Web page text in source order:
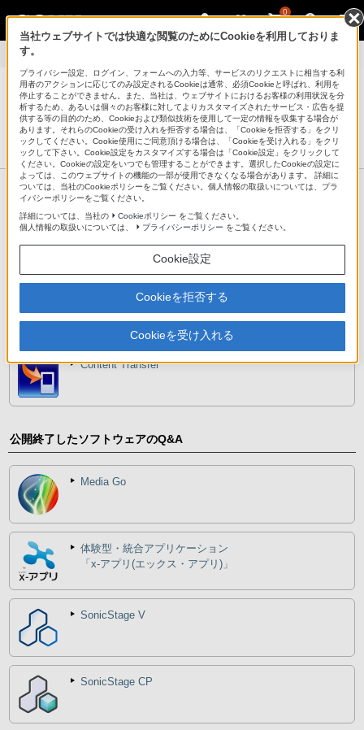
0
音楽のソフトウェア
音楽のソフトウェア
サポート・お問い合わせ
困ったときは（Q&A）
公開中のソフトウェアのQ&A
Music Center for PC
Content Transfer
公開終了したソフトウェアのQ&A
Media Go
体験型・統合アプリケーション
「x-アプリ(エックス・アプリ)」
SonicStage V
SonicStage CP
当社ウェブサイトでは快適な閲覧のためにCookieを利用しておりま
す。
プライバシー設定、ログイン、フォームへの入力等、サービスのリクエストに相当する利
用者のアクションに応じてのみ設定されるCookieは通常、必須Cookieと呼ばれ、利用を
停止することができません。また、当社は、ウェブサイトにおけるお客様の利用状況を分
析するため、あるいは個々のお客様に対してよりカスタマイズされたサービス・広告を提
供する等の目的のため、Cookieおよび類似技術を使用して一定の情報を収集する場合が
あります。それらのCookieの受け入れを拒否する場合は、「Cookieを拒否する」をクリ
ックしてください。Cookie使用にご同意頂ける場合は、「Cookieを受け入れる」をクリ
ックして下さい。Cookie設定をカスタマイズする場合は「Cookie設定」をクリックして
ください。Cookieの設定をいつでも管理することができます。選択したCookieの設定に
よっては、このウェブサイトの機能の一部が使用できなくなる場合があります。 詳細に
ついては、当社のCookieポリシーをご覧ください。個人情報の取扱いについては、プラ
イバシーポリシーをご覧ください。
詳細については、当社の
Cookieポリシー をご覧ください。
個人情報の取扱いについては、
プライバシーポリシー をご覧ください。
Cookie設定
Cookieを拒否する
Cookieを受け入れる